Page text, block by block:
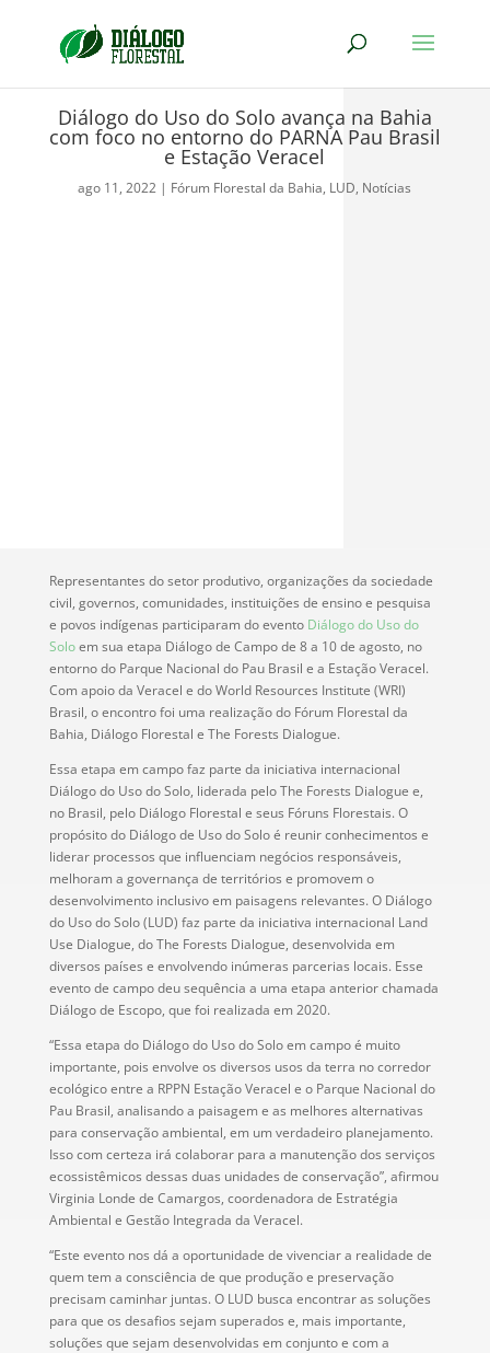
Diálogo do Uso do Solo avança na Bahia
com foco no entorno do PARNA Pau Brasil
e Estação Veracel
ago 11, 2022 | Fórum Florestal da Bahia, LUD, Notícias
Representantes do setor produtivo, organizações da sociedade
civil, governos, comunidades, instituições de ensino e pesquisa
e povos indígenas participaram do evento Diálogo do Uso do
Soloem sua etapa Diálogo de Campo de 8 a 10 de agosto, no
entorno do Parque Nacional do Pau Brasil e a Estação Veracel.
Com apoio da Veracel e do World Resources Institute (WRI)
Brasil, o encontro foi uma realização do Fórum Florestal da
Bahia, Diálogo Florestal e The Forests Dialogue.
Essa etapa em campo faz parte da iniciativa internacional
Diálogo do Uso do Solo, liderada pelo The Forests Dialogue e,
no Brasil, pelo Diálogo Florestal e seus Fóruns Florestais. O
propósito do Diálogo de Uso do Solo é reunir conhecimentos e
liderar processos que influenciam negócios responsáveis,
melhoram a governança de territórios e promovem o
desenvolvimento inclusivo em paisagens relevantes. O Diálogo
do Uso do Solo (LUD) faz parte da iniciativa internacional Land
Use Dialogue, do The Forests Dialogue, desenvolvida em
diversos países e envolvendo inúmeras parcerias locais. Esse
evento de campo deu sequência a uma etapa anterior chamada
Diálogo de Escopo, que foi realizada em 2020.
“Essa etapa do Diálogo do Uso do Solo em campo é muito
importante, pois envolve os diversos usos da terra no corredor
ecológico entre a RPPN Estação Veracel e o Parque Nacional do
Pau Brasil, analisando a paisagem e as melhores alternativas
para conservação ambiental, em um verdadeiro planejamento.
Isso com certeza irá colaborar para a manutenção dos serviços
ecossistêmicos dessas duas unidades de conservação”, afirmou
Virginia Londe de Camargos, coordenadora de Estratégia
Ambiental e Gestão Integrada da Veracel.
“Este evento nos dá a oportunidade de vivenciar a realidade de
quem tem a consciência de que produção e preservação
precisam caminhar juntas. O LUD busca encontrar as soluções
para que os desafios sejam superados e, mais importante,
soluções que sejam desenvolvidas em conjunto e com a